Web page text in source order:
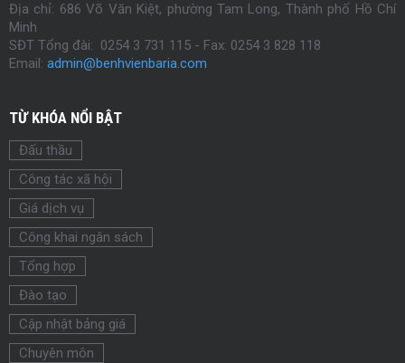
Địa chỉ: 686 Võ Văn Kiệt, phường Tam Long, Thành phố Hồ Chí
Minh
SĐT Tổng đài: 0254 3 731 115 - Fax: 0254 3 828 118
Email: admin@benhvienbaria.com
TỪ KHÓA NỔI BẬT
Đấu thầu
Công tác xã hội
Giá dịch vụ
Công khai ngân sách
Tổng hợp
Đào tạo
Cập nhật bảng giá
Chuyên môn